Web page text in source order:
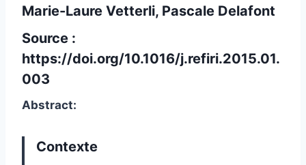
Marie-Laure Vetterli, Pascale Delafont
Source :
https://doi.org/10.1016/j.refiri.2015.01.
003
Abstract:
Contexte